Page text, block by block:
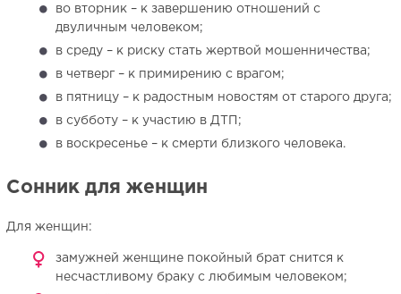
во вторник – к завершению отношений с
двуличным человеком;
в среду – к риску стать жертвой мошенничества;
в четверг – к примирению с врагом;
в пятницу – к радостным новостям от старого друга;
в субботу – к участию в ДТП;
в воскресенье – к смерти близкого человека.
Сонник для женщин
Для женщин:
замужней женщине покойный брат снится к
несчастливому браку с любимым человеком;